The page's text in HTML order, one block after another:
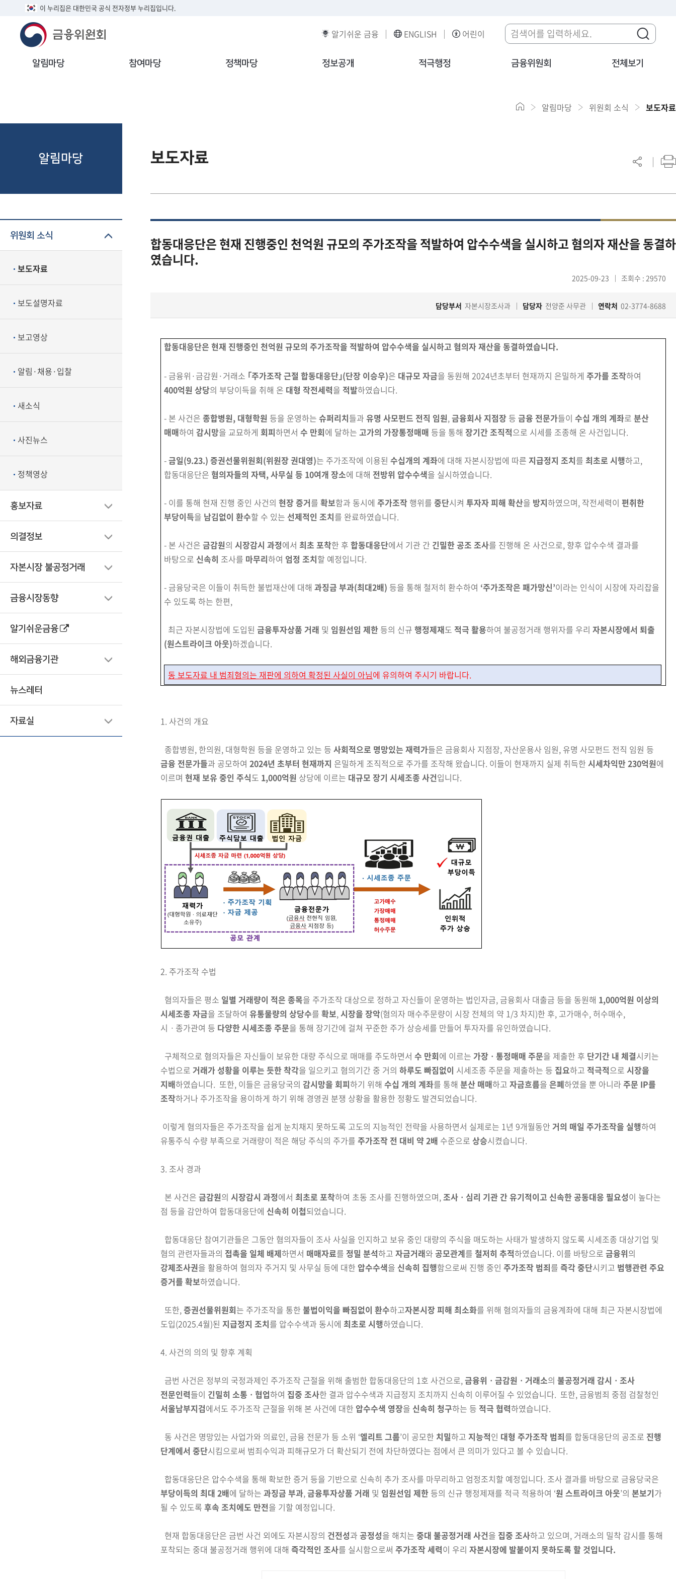
이 누리집은 대한민국 공식 전자정부 누리집입니다.
알기쉬운 금융 ENGLISH 어린이
알림마당 참여마당 정책마당 정보공개 적극행정 금융위원회 전체보기
알림마당
위원회 소식
보도자료
보도설명자료
보고영상
알림·채용·입찰
새소식
사진뉴스
정책영상
홍보자료
의결정보
자본시장 불공정거래
금융시장동향
알기쉬운금융
해외금융기관
뉴스레터
자료실
알림마당 위원회 소식 보도자료
보도자료
합동대응단은 현재 진행중인 천억원 규모의 주가조작을 적발하여 압수수색을 실시하고 혐의자 재산을 동결하
였습니다.
2025-09-23 조회수 : 29570
담당부서 자본시장조사과 담당자 전양준 사무관 연락처 02-3774-8688
합동대응단은 현재 진행중인 천억원 규모의 주가조작을 적발하여 압수수색을실시하고 혐의자 재산을 동결하였습니다.
- 금융위·금감원·거래소 ｢주가조작 근절 합동대응단｣(단장 이승우)은 대규모자금을 동원해 2024년초부터 현재까지 은밀하게주가를 조작하여
400억원 상당의 부당이득을 취해 온 대형 작전세력을 적발하였습니다.
- 본 사건은종합병원, 대형학원 등을 운영하는슈퍼리치들과유명사모펀드전직 임원,금융회사 지점장 등금융 전문가들이수십 개의 계좌로분산
매매하여감시망을 교묘하게 회피하면서수 만회에 달하는고가의 가장통정매매 등을 통해장기간 조직적으로 시세를 조종해 온 사건입니다.
-금일(9.23.) 증권선물위원회(위원장 권대영)는 주가조작에 이용된 수십개의계좌에 대해 자본시장법에 따른지급정지 조치를 최초로 시행하고,
합동대응단은혐의자들의 자택, 사무실 등 10여개 장소에 대해전방위 압수수색을 실시하였습니다.
- 이를 통해 현재 진행 중인 사건의현장 증거를확보함과 동시에주가조작 행위를중단시켜투자자 피해 확산을 방지하였으며, 작전세력이편취한
부당이득을 남김없이 환수할 수 있는 선제적인 조치를 완료하였습니다.
- 본 사건은금감원의시장감시 과정에서 최초 포착한 후합동대응단에서 기관 간 긴밀한 공조 조사를 진행해 온 사건으로, 향후 압수수색 결과를
바탕으로 신속히 조사를 마무리하여 엄정 조치할 예정입니다.
- 금융당국은 이들이 취득한 불법재산에 대해과징금 부과(최대2배) 등을 통해 철저히 환수하여 ‘주가조작은 패가망신’이라는 인식이 시장에 자리잡을
수 있도록 하는 한편,
최근 자본시장법에 도입된금융투자상품 거래 및 임원선임 제한 등의 신규행정제재도 적극 활용하여 불공정거래 행위자를 우리자본시장에서 퇴출
(원스트라이크 아웃)하겠습니다.
동 보도자료 내 범죄혐의는 재판에 의하여 확정된 사실이 아님에 유의하여 주시기 바랍니다.
1. 사건의 개요
종합병원, 한의원, 대형학원 등을 운영하고 있는 등 사회적으로 명망있는 재력가들은 금융회사 지점장, 자산운용사 임원, 유명 사모펀드 전직 임원 등
금융 전문가들과 공모하여 2024년 초부터 현재까지 은밀하게 조직적으로 주가를 조작해 왔습니다. 이들이 현재까지 실제 취득한 시세차익만 230억원에
이르며 현재 보유 중인 주식도 1,000억원 상당에 이르는 대규모 장기 시세조종 사건입니다.
2. 주가조작 수법
혐의자들은 평소 일별 거래량이 적은 종목을 주가조작 대상으로 정하고 자신들이 운영하는 법인자금, 금융회사 대출금 등을 동원해 1,000억원 이상의
시세조종 자금을 조달하여 유통물량의 상당수를 확보,시장을 장악(혐의자 매수주문량이 시장 전체의 약 1/3 차지)한 후, 고가매수, 허수매수,
시ㆍ종가관여 등 다양한 시세조종 주문을 통해 장기간에 걸쳐 꾸준한 주가 상승세를 만들어 투자자를 유인하였습니다.
구체적으로 혐의자들은 자신들이 보유한 대량 주식으로 매매를 주도하면서 수 만회에 이르는 가장ㆍ통정매매 주문을 제출한 후 단기간내 체결시키는
수법으로 거래가 성황을 이루는 듯한 착각을 일으키고 혐의기간 중 거의 하루도 빠짐없이 시세조종 주문을 제출하는 등 집요하고 적극적으로 시장을
지배하였습니다. 또한, 이들은 금융당국의 감시망을 회피하기 위해 수십 개의 계좌를 통해 분산 매매하고 자금흐름을 은폐하였을 뿐 아니라 주문 IP를
조작하거나 주가조작을 용이하게 하기 위해 경영권 분쟁 상황을 활용한 정황도 발견되었습니다.
이렇게 혐의자들은 주가조작을 쉽게 눈치채지 못하도록 고도의 지능적인 전략을 사용하면서 실제로는 1년 9개월동안 거의 매일 주가조작을 실행하여
유통주식 수량 부족으로 거래량이 적은 해당 주식의 주가를 주가조작 전 대비 약 2배 수준으로 상승시켰습니다.
3. 조사 경과
본 사건은 금감원의 시장감시 과정에서 최초로 포착하여 초동 조사를 진행하였으며,조사ㆍ심리 기관 간유기적이고 신속한 공동대응 필요성이 높다는
점 등을 감안하여 합동대응단에 신속히 이첩되었습니다.
합동대응단 참여기관들은 그동안 혐의자들이 조사 사실을 인지하고 보유 중인 대량의 주식을 매도하는 사태가 발생하지 않도록 시세조종 대상기업 및
혐의 관련자들과의 접촉을 일체 배제하면서 매매자료를 정밀 분석하고 자금거래와 공모관계를 철저히 추적하였습니다. 이를 바탕으로 금융위의
강제조사권을 활용하여 혐의자 주거지 및 사무실 등에 대한 압수수색을 신속히 집행함으로써 진행 중인 주가조작 범죄를 즉각 중단시키고 범행관련 주요
증거를 확보하였습니다.
또한,증권선물위원회는 주가조작을 통한 불법이익을 빠짐없이 환수하고자본시장 피해 최소화를 위해 혐의자들의 금융계좌에 대해 최근 자본시장법에
도입(2025.4월)된 지급정지 조치를 압수수색과 동시에 최초로 시행하였습니다.
4. 사건의 의의 및 향후 계획
금번 사건은 정부의 국정과제인 주가조작 근절을 위해 출범한 합동대응단의 1호 사건으로,금융위ㆍ금감원ㆍ거래소의 불공정거래 감시ㆍ조사
전문인력들이 긴밀히 소통ㆍ협업하여 집중 조사한 결과 압수수색과 지급정지 조치까지 신속히 이루어질 수 있었습니다. 또한, 금융범죄 중점 검찰청인
서울남부지검에서도 주가조작 근절을 위해 본 사건에 대한 압수수색 영장을 신속히 청구하는 등 적극 협력하였습니다.
동 사건은 명망있는 사업가와 의료인, 금융 전문가 등 소위 ‘엘리트 그룹’이 공모한 치밀하고 지능적인 대형 주가조작 범죄를 합동대응단의 공조로 진행
단계에서 중단시킴으로써 범죄수익과 피해규모가 더 확산되기 전에 차단하였다는 점에서 큰 의미가 있다고 볼 수 있습니다.
합동대응단은 압수수색을 통해 확보한 증거 등을 기반으로 신속히 추가 조사를 마무리하고 엄정조치할 예정입니다. 조사 결과를 바탕으로 금융당국은
부당이득의 최대 2배에 달하는 과징금 부과,금융투자상품 거래 및 임원선임 제한등의 신규 행정제재를 적극 적용하여 ‘원 스트라이크 아웃’의 본보기가
될 수 있도록 후속 조치에도 만전을 기할 예정입니다.
현재 합동대응단은 금번 사건 외에도 자본시장의 건전성과 공정성을 해치는 중대 불공정거래 사건을 집중 조사하고 있으며, 거래소의 밀착 감시를 통해
포착되는 중대 불공정거래 행위에 대해 즉각적인 조사를 실시함으로써 주가조작 세력이 우리 자본시장에 발붙이지 못하도록 할 것입니다.